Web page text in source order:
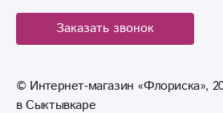
Заказать звонок
© Интернет-магазин «Флориска»,
в Сыктывкаре